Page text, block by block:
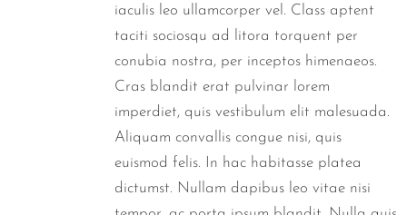
iaculis leo ullamcorper vel. Class aptent
taciti sociosqu ad litora torquent per
conubia nostra, per inceptos himenaeos.
Cras blandit erat pulvinar lorem
imperdiet, quis vestibulum elit malesuada.
Aliquam convallis congue nisi, quis
euismod felis. In hac habitasse platea
dictumst. Nullam dapibus leo vitae nisi